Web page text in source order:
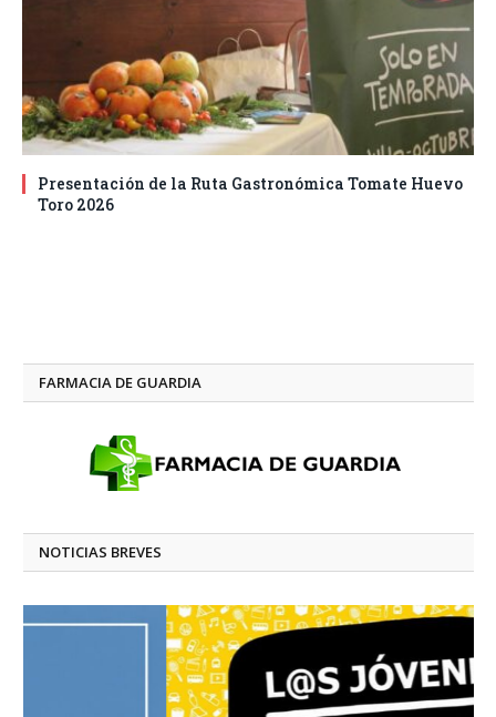
Presentación de la Ruta Gastronómica Tomate Huevo
Toro 2026
FARMACIA DE GUARDIA
NOTICIAS BREVES